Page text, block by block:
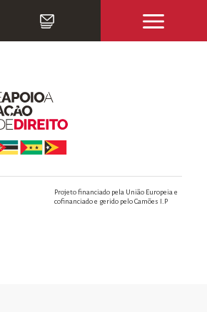
Projeto financiado pela União Europeia e
cofinanciado e gerido pelo Camões I.P